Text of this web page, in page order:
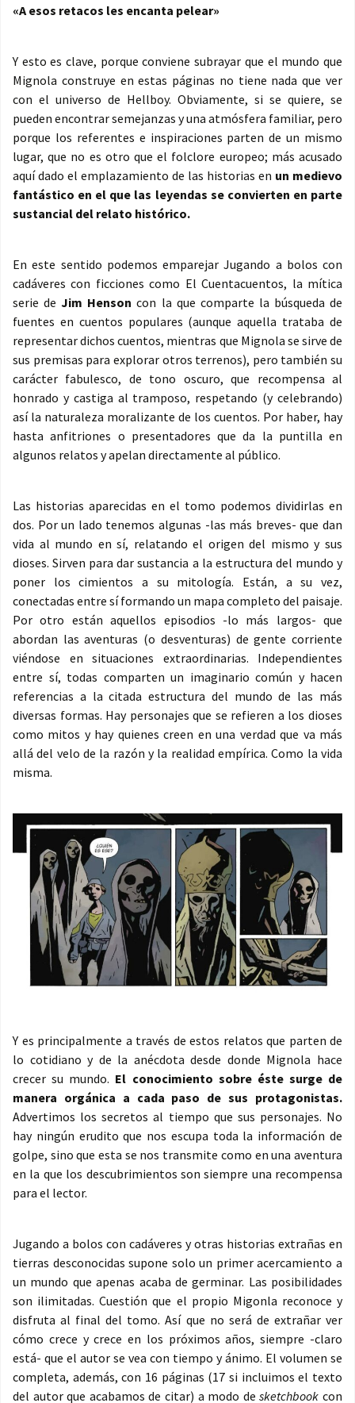
«A esos retacos les encanta pelear»
Y esto es clave, porque conviene subrayar que el mundo que
Mignola construye en estas páginas no tiene nada que ver
con el universo de Hellboy. Obviamente, si se quiere, se
pueden encontrar semejanzas y una atmósfera familiar, pero
porque los referentes e inspiraciones parten de un mismo
lugar, que no es otro que el folclore europeo; más acusado
aquí dado el emplazamiento de las historias en un medievo
fantástico en el que las leyendas se convierten en parte
sustancial del relato histórico.
En este sentido podemos emparejar Jugando a bolos con
cadáveres con ficciones como El Cuentacuentos, la mítica
serie deJim Henson con la que comparte la búsqueda de
fuentes en cuentos populares (aunque aquella trataba de
representar dichos cuentos, mientras que Mignola se sirve de
sus premisas para explorar otros terrenos), pero también su
carácter fabulesco, de tono oscuro, que recompensa al
honrado y castiga al tramposo, respetando (y celebrando)
así la naturaleza moralizante de los cuentos. Por haber, hay
hasta anfitriones o presentadores que da la puntilla en
algunos relatos y apelan directamente al público.
Las historias aparecidas en el tomo podemos dividirlas en
dos. Por un lado tenemos algunas -las más breves- que dan
vida al mundo en sí, relatando el origen del mismo y sus
dioses. Sirven para dar sustancia a la estructura del mundo y
poner los cimientos a su mitología. Están, a su vez,
conectadas entre sí formando un mapa completo del paisaje.
Por otro están aquellos episodios -lo más largos- que
abordan las aventuras (o desventuras) de gente corriente
viéndose en situaciones extraordinarias. Independientes
entre sí, todas comparten un imaginario común y hacen
referencias a la citada estructura del mundo de las más
diversas formas. Hay personajes que se refieren a los dioses
como mitos y hay quienes creen en una verdad que va más
allá del velo de la razón y la realidad empírica. Como la vida
misma.
Y es principalmente a través de estos relatos que parten de
lo cotidiano y de la anécdota desde donde Mignola hace
crecer su mundo. El conocimiento sobre éste surge de
manera orgánica a cada paso de sus protagonistas.
Advertimos los secretos al tiempo que sus personajes. No
hay ningún erudito que nos escupa toda la información de
golpe, sino que esta se nos transmite como en una aventura
en la que los descubrimientos son siempre una recompensa
para el lector.
Jugando a bolos con cadáveres y otras historias extrañas en
tierras desconocidas supone solo un primer acercamiento a
un mundo que apenas acaba de germinar. Las posibilidades
son ilimitadas. Cuestión que el propio Migonla reconoce y
disfruta al final del tomo. Así que no será de extrañar ver
cómo crece y crece en los próximos años, siempre -claro
está- que el autor se vea con tiempo y ánimo. El volumen se
completa, además, con 16 páginas (17 si incluimos el texto
del autor que acabamos de citar) a modo desketchbook con